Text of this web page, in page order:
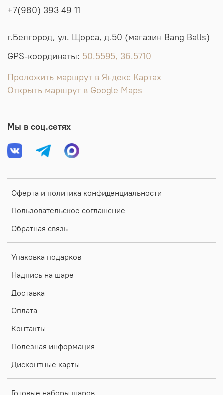
Оферта и политика конфиденциальности
Пользовательское соглашение
Обратная связь
Упаковка подарков
Надпись на шаре
Доставка
Оплата
Контакты
Полезная информация
Дисконтные карты
Готовые наборы шаров
+7(980) 393 49 11
г.Белгород, ул. Щорса, д.50 (магазин Bang Balls)
GPS-координаты: 50.5595, 36.5710
Проложить маршрут в Яндекс Картах
Открыть маршрут в Google Maps
Мы в соц.сетях